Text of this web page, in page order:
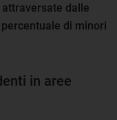
dalle
di minori
in aree